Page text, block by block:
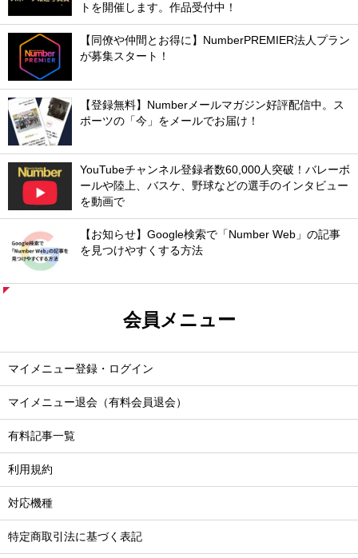
トを開催します。作品受付中！
【同僚や仲間とお得に】NumberPREMIER法人プラン
が募集スタート！
【登録無料】Numberメールマガジン好評配信中。ス
ポーツの「今」をメールでお届け！
YouTubeチャンネル登録者数60,000人突破！バレーボ
ールや陸上、バスケ、野球などの選手のインタビュー
を動画で
【お知らせ】Google検索で「Number Web」の記事
を見つけやすくする方法
会員メニュー
マイメニュー登録・ログイン
マイメニュー退会（有料会員退会）
有料記事一覧
利用規約
対応機種
特定商取引法に基づく表記